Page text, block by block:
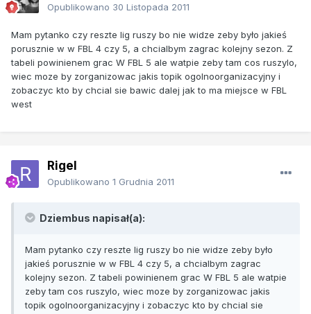
Opublikowano 30 Listopada 2011
Mam pytanko czy reszte lig ruszy bo nie widze zeby było jakieś
porusznie w w FBL 4 czy 5, a chcialbym zagrac kolejny sezon. Z
tabeli powinienem grac W FBL 5 ale watpie zeby tam cos ruszylo,
wiec moze by zorganizowac jakis topik ogolnoorganizacyjny i
zobaczyc kto by chcial sie bawic dalej jak to ma miejsce w FBL
west
Rigel
Opublikowano 1 Grudnia 2011
Dziembus napisał(a):
Mam pytanko czy reszte lig ruszy bo nie widze zeby było
jakieś porusznie w w FBL 4 czy 5, a chcialbym zagrac
kolejny sezon. Z tabeli powinienem grac W FBL 5 ale watpie
zeby tam cos ruszylo, wiec moze by zorganizowac jakis
topik ogolnoorganizacyjny i zobaczyc kto by chcial sie